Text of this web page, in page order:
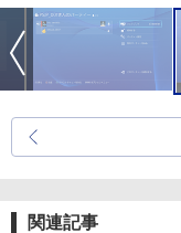
関連記事